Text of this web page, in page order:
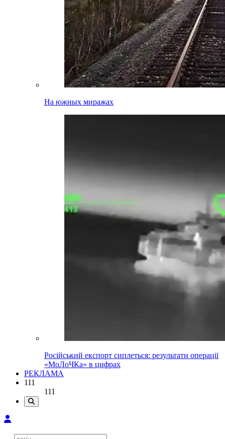
На южных миражах
Російський експорт сиплеться: результати операції
«МоЛоЧКа» в цифрах
РЕКЛАМА
111
111